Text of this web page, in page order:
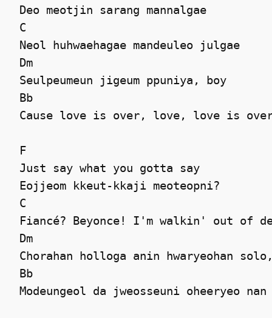
Deo meotjin sarang mannalgae
C
Neol huhwaehagae mandeuleo julgae
Dm
Seulpeumeun jigeum ppuniya, boy
Bb
Cause love is over, love, love is
F
Just say what you gotta say
Eojjeom kkeut-kkaji meoteopni?
C
Fiancé? Beyonce! I'm walkin' out of
Dm
Chorahan holloga anin hwaryeohan
Bb
Modeungeol da jweosseuni oheeryeo